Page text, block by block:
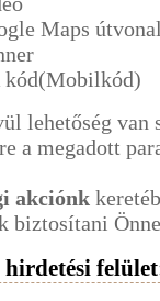
Maps
kód(Mobilkód)
lehetőség van
a megadott
akciónk
biztosítani
hirdetési